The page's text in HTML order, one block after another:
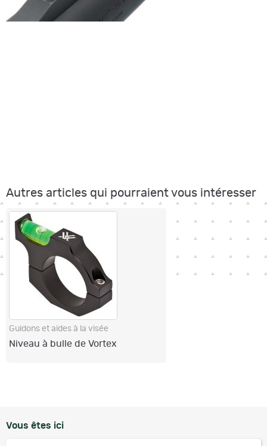
Autres articles qui pourraient vous intéresser
Guidons et aides à la visée
Niveau à bulle de Vortex
Vous êtes ici